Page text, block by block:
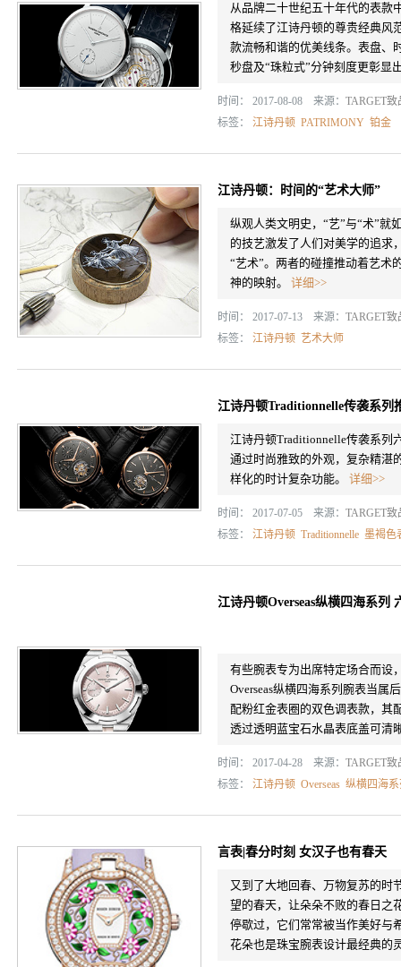
从品牌二十世纪五十年代的表款
格延续了江诗丹顿的尊贵经典风
款流畅和谐的优美线条。表盘、
秒盘及“珠粒式”分钟刻度更彰显
时间： 2017-08-08 来源： TARGET致
标签： 江诗丹顿 PATRIMONY 铂金
江诗丹顿：时间的“艺术大师”
纵观人类文明史，“艺”与“术”就
的技艺激发了人们对美学的追求
“艺术”。两者的碰撞推动着艺术
神的映射。 详细>>
时间： 2017-07-13 来源： TARGET致
标签： 江诗丹顿 艺术大师
江诗丹顿Traditionnelle传袭系列
江诗丹顿Traditionnelle传袭系列
通过时尚雅致的外观，复杂精湛
样化的时计复杂功能。 详细>>
时间： 2017-07-05 来源： TARGET致
标签： 江诗丹顿 Traditionnelle 墨褐色
江诗丹顿Overseas纵横四海系列
有些腕表专为出席特定场合而设
Overseas纵横四海系列腕表当
配粉红金表圈的双色调表款，其
透过透明蓝宝石水晶表底盖可清
时间： 2017-04-28 来源： TARGET致
标签： 江诗丹顿 Overseas 纵横四海
言表|春分时刻 女汉子也有春天
又到了大地回春、万物复苏的时
望的春天，让朵朵不败的春日之
停歇过，它们常常被当作美好与
花朵也是珠宝腕表设计最经典的